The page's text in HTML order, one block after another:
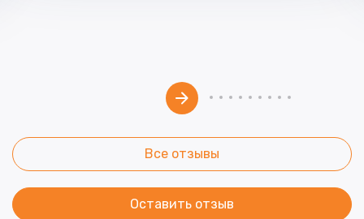
Все отзывы
Оставить отзыв